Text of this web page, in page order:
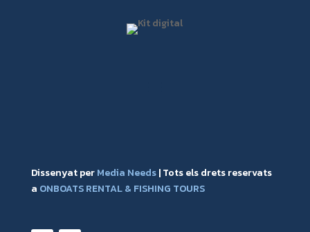
Dissenyat perMedia Needs| Tots els drets reservats
a ONBOATS RENTAL & FISHING TOURS